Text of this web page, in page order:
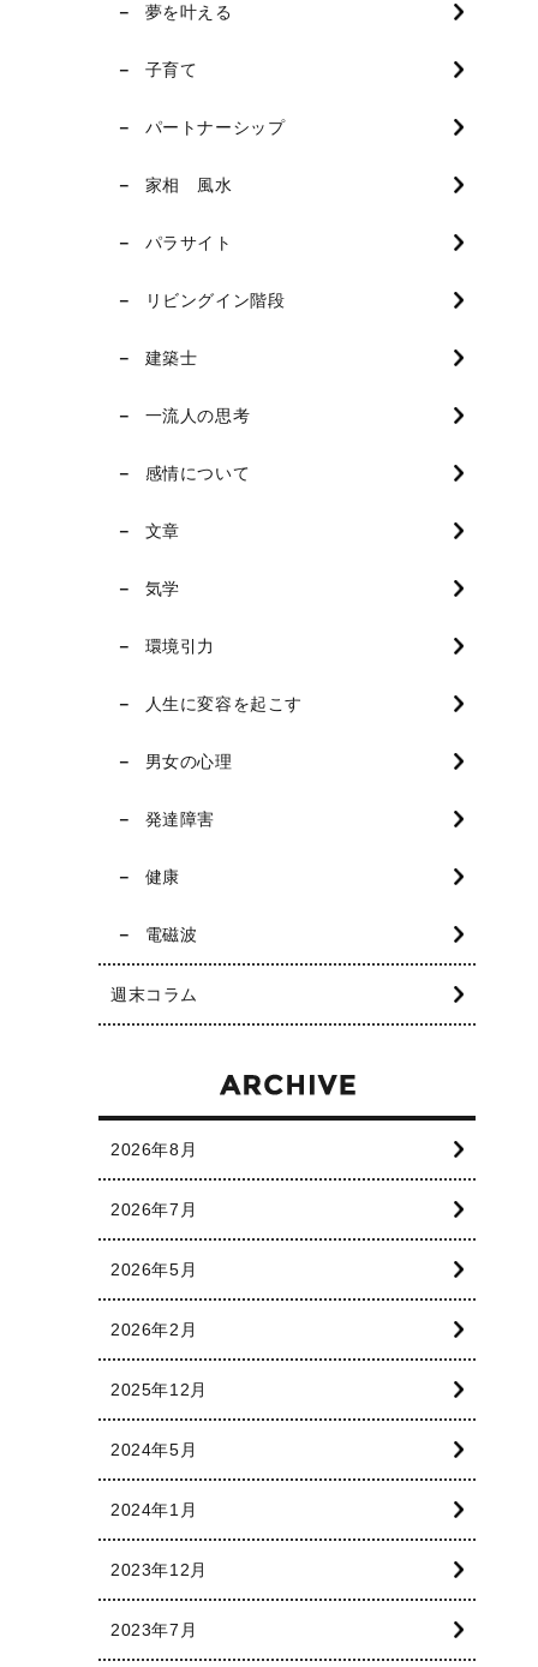
夢を叶える
子育て
パートナーシップ
家相 風水
パラサイト
リビングイン階段
建築士
一流人の思考
感情について
文章
気学
環境引力
人生に変容を起こす
男女の心理
発達障害
健康
電磁波
週末コラム
2026年8月
2026年7月
2026年5月
2026年2月
2025年12月
2024年5月
2024年1月
2023年12月
2023年7月